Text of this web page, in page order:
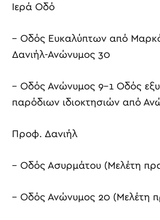
Ιερά Οδό
– Οδός Ευκαλύπτων από
Δανιήλ-Ανώνυμος 30
– Οδός Ανώνυμος 9-1 Οδός
παρόδιων ιδιοκτησιών από
Προφ. Δανιήλ
– Οδός Ασυρμάτου (Μελέτη
– Οδός Ανώνυμος 20 (Μελέτη